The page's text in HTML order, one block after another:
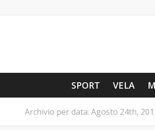
SPORT VELA
Archivio per data: Agosto 24th,